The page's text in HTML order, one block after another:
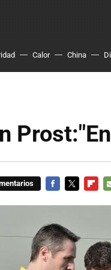
Calor China